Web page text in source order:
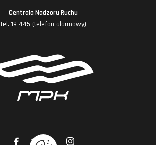
Centrala Nadzoru Ruchu
tel. 19 445 (telefon alarmowy)